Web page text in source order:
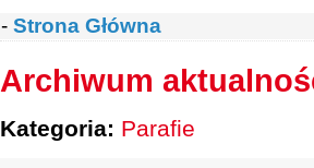
- Strona Główna
Archiwum
Kategoria: Parafie